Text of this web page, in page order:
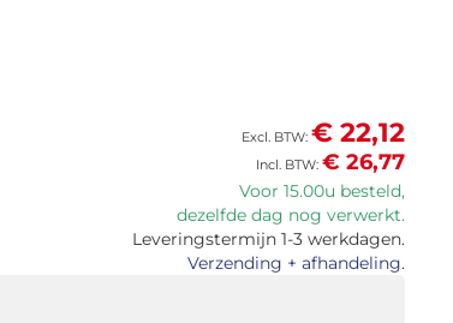
€ 26,77
€ 22,12
Voor 15.00u besteld,
dezelfde dag nog verwerkt.
Leveringstermijn 1-3 werkdagen.
Verzending + afhandeling.